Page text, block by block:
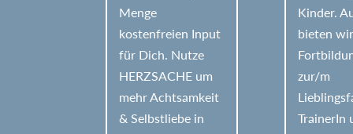
Menge
kostenfreien Input
für Dich. Nutze
HERZSACHE um
mehr Achtsamkeit
& Selbstliebe in
Kinder.
bieten
zur/m
TrainerIn